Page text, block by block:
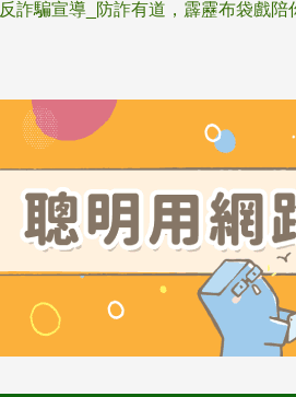
反詐騙宣導_防詐有道，霹靂布袋戲陪